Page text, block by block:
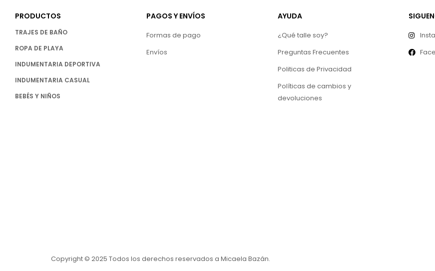
PRODUCTOS
TRAJES DE BAÑO
ROPA DE PLAYA
INDUMENTARIA DEPORTIVA
INDUMENTARIA CASUAL
BEBÉS Y NIÑOS
PAGOS Y ENVÍOS
Formas de pago
Envíos
AYUDA
¿Qué talle soy?
Preguntas Frecuentes
Politicas de Privacidad
Políticas de cambios y
devoluciones
Copyright © 2025 Todos los derechos reservados a Micaela Bazán.